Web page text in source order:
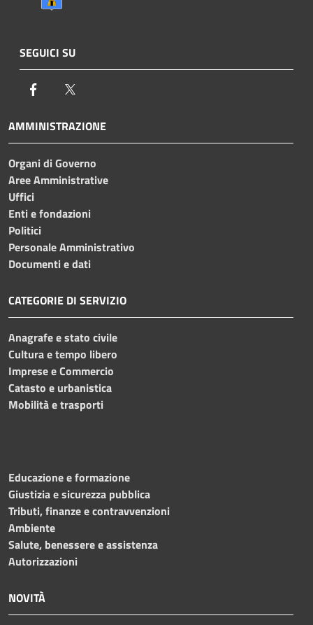
SEGUICI SU
Facebook
AMMINISTRAZIONE
Organi di Governo
Aree Amministrative
Uffici
Enti e fondazioni
Politici
Personale Amministrativo
Documenti e dati
CATEGORIE DI SERVIZIO
Anagrafe e stato civile
Cultura e tempo libero
Imprese e Commercio
Catasto e urbanistica
Mobilità e trasporti
Educazione e formazione
Giustizia e sicurezza pubblica
Tributi, finanze e contravvenzioni
Ambiente
Salute, benessere e assistenza
Autorizzazioni
NOVITÀ